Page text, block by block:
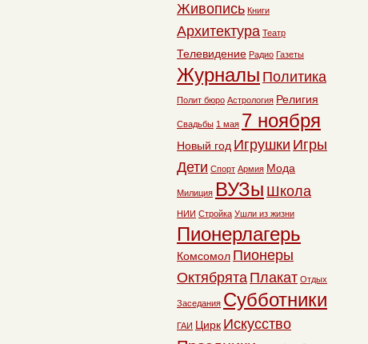
Живопись Книги
Архитектура Театр
Телевидение Радио Газеты
Журналы Политика
Полит бюро Астрология Религия
Свадьбы 1 мая 7 ноября
Новый год Игрушки Игры
Дети Спорт Армия Мода
Милиция ВУЗы Школа
НИИ Стройка Ушли из жизни
Пионерлагерь
Комсомол Пионеры
Октябрята Плакат Отдых
Заседания Субботники
ГАИ Цирк Искусство